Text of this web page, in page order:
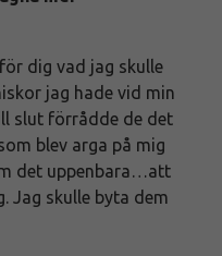
dig vad jag skulle
jag hade vid min
slut förrådde de det
blev arga på mig
det uppenbara…att
Jag skulle byta dem